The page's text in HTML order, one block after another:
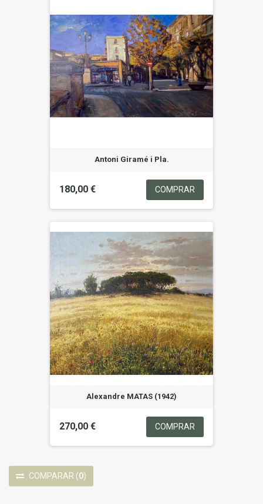
Antoni Giramé i Pla.
180,00 € COMPRAR
Alexandre MATAS (1942)
270,00 € COMPRAR
COMPARAR (0)